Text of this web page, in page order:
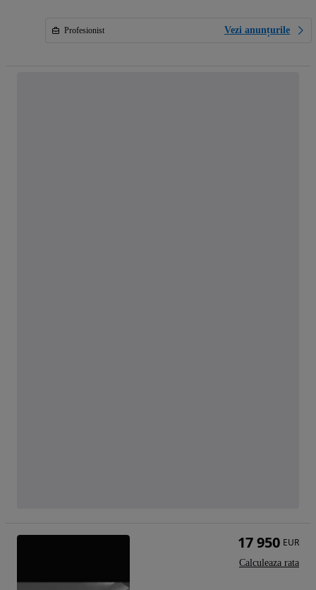
Profesionist Vezi anunțurile
17 950 EUR
Calculeaza rata